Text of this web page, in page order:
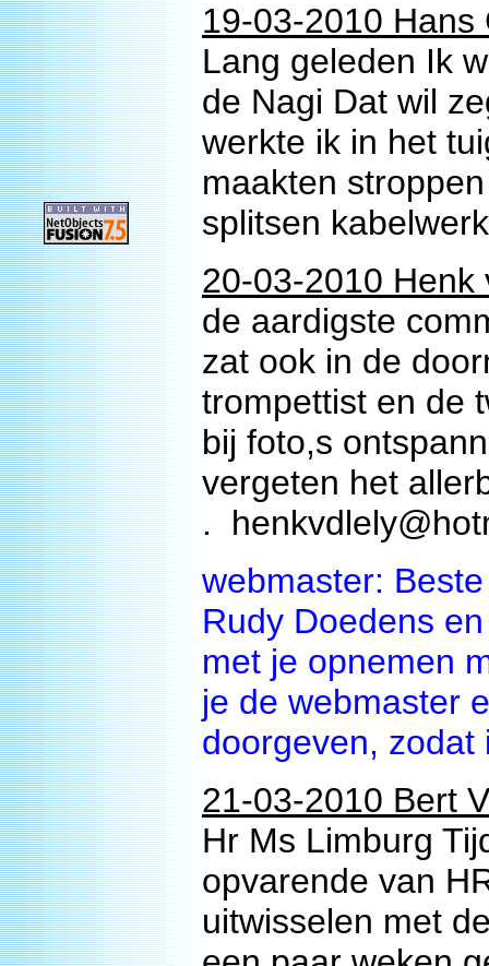
19-03-2010 Hans
Lang geleden Ik
de Nagi Dat wil
werkte ik in het
maakten
splitsen
20-03-2010 Henk
de aardigste
zat ook in de
trompettist en de
bij foto,s
vergeten het
.
webmaster:
Rudy Doedens
met je opnemen
je de webmaster
doorgeven, zodat
21-03-2010 Bert
Hr Ms Limburg
opvarende van
uitwisselen met